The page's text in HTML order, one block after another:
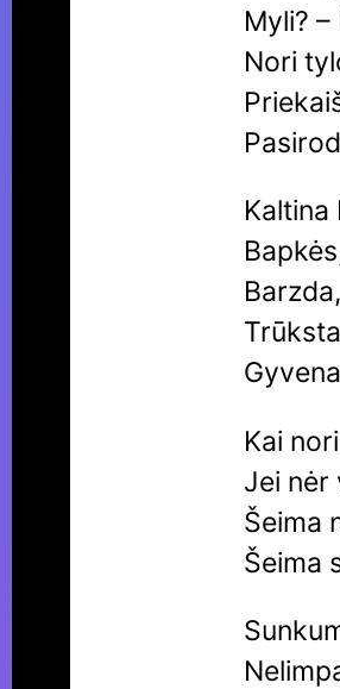
Myli? –
Nori
Kaltina
Kai
Jei nėr
Šeima
Šeima